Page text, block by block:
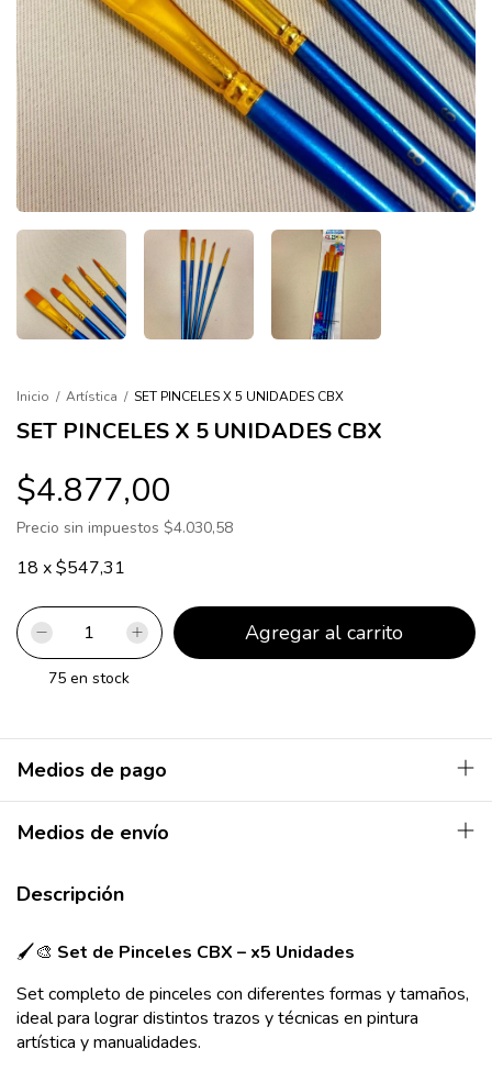
Inicio / Artística / SET PINCELES X 5 UNIDADES CBX
SET PINCELES X 5 UNIDADES CBX
$4.877,00
Precio sin impuestos $4.030,58
18 x$547,31
75 en stock
Medios de pago
Medios de envío
Descripción
🖌️🎨 Set de Pinceles CBX – x5 Unidades
Set completo de pinceles con diferentes formas y tamaños,
ideal para lograr distintos trazos y técnicas en pintura
artística y manualidades.